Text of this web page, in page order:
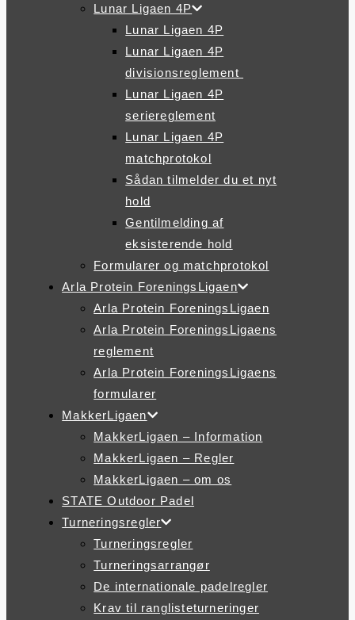
Lunar Ligaen 4P
Lunar Ligaen 4P
Lunar Ligaen 4P
divisionsreglement
Lunar Ligaen 4P
seriereglement
Lunar Ligaen 4P
matchprotokol
Sådan tilmelder du et nyt
hold
Gentilmelding af
eksisterende hold
Formularer og matchprotokol
Arla Protein ForeningsLigaen
Arla Protein ForeningsLigaen
Arla Protein ForeningsLigaens
reglement
Arla Protein ForeningsLigaens
formularer
MakkerLigaen
MakkerLigaen – Information
MakkerLigaen – Regler
MakkerLigaen – om os
STATE Outdoor Padel
Turneringsregler
Turneringsregler
Turneringsarrangør
De internationale padelregler
Krav til ranglisteturneringer